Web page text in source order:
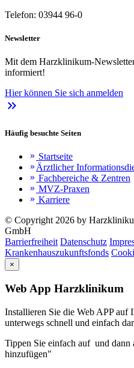
Telefon: 03944 96-0
Newsletter
Mit dem Harzklinikum-
informiert!
Hier können Sie sich anmelden
keyboard_double_arrow_right
Häufig besuchte Seiten
keyboard_double_arrow_right Startseite
keyboard_double_arrow_rightÄrztlicher
keyboard_double_arrow_right Fachbereiche & Zentren
keyboard_double_arrow_right MVZ-Praxen
keyboard_double_arrow_right Karriere
© Copyright 2026 by
GmbH
Barrierfreiheit Datenschutz
Krankenhauszukunftsfonds
×
Web App Harzklinikum
Installieren Sie die Web APP auf
unterwegs schnell und einfach
Tippen Sie einfach auf und dann
hinzufügen"